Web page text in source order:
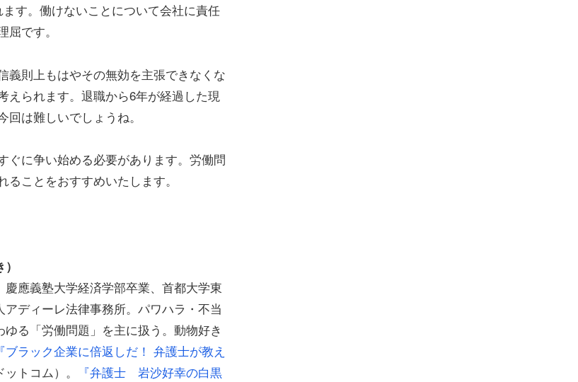
す。働けないことについて会社に責任
です。
義則上もはやその無効を主張できなくな
えられます。退職から6年が経過した現
は難しいでしょうね。
ぐに争い始める必要があります。労働問
ことをおすすめいたします。
應義塾大学経済学部卒業、首都大学東
ディーレ法律事務所。パワハラ・不当
る「労働問題」を主に扱う。動物好き
『ブラック企業に倍返しだ！ 弁護士が教え
ットコム）。
『弁護士 岩沙好幸の白黒